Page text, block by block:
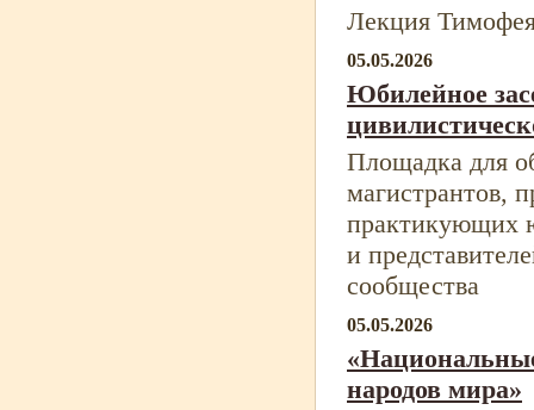
Лекция
05.05.2026
Юбилейное
Площадка для
магистрантов,
практикующих
и
сообщества
05.05.2026
народов мира»